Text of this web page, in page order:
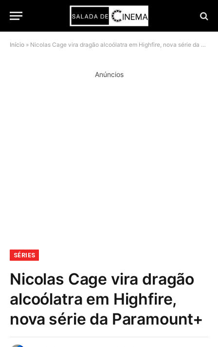
Início » Nicolas Cage vira dragão alcoólatra em Highfire, nova série da Paramount+
Anúncios
SÉRIES
Nicolas Cage vira dragão
alcoólatra em Highfire,
nova série da Paramount+